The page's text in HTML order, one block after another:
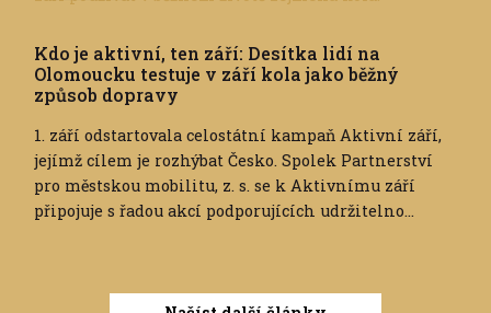
Kdo je aktivní, ten září: Desítka lidí na
Olomoucku testuje v září kola jako běžný
způsob dopravy
1. září odstartovala celostátní kampaň Aktivní září,
jejímž cílem je rozhýbat Česko. Spolek Partnerství
pro městskou mobilitu, z. s. se k Aktivnímu září
připojuje s řadou akcí podporujících udržitelno...